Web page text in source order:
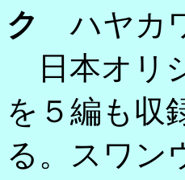
ク
ハヤカ
日本オリ
を５編も収
る。スワン